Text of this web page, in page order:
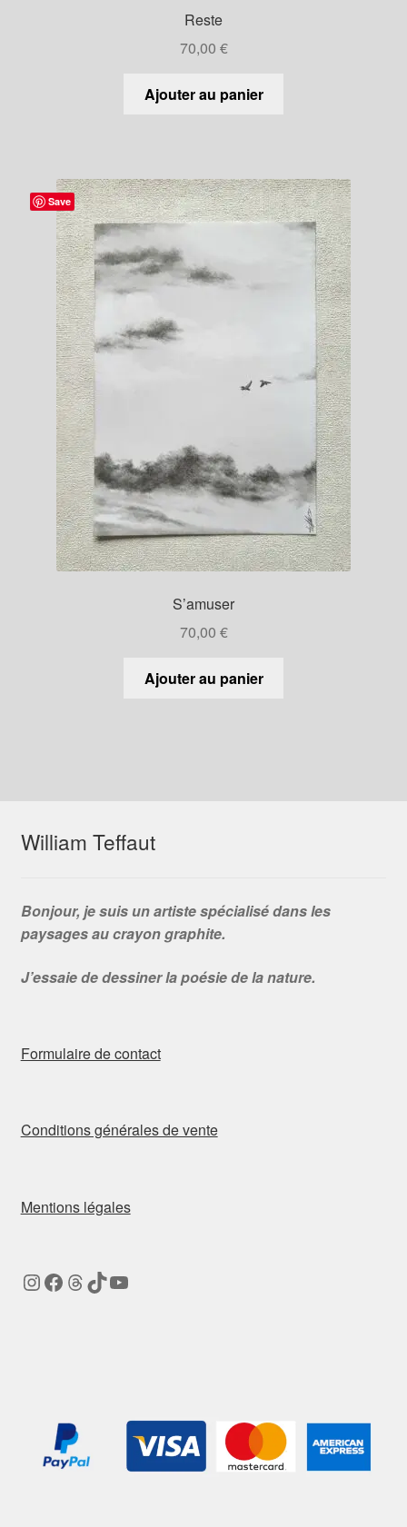
Reste
70,00 €
Ajouter au panier
Save
S’amuser
70,00 €
Ajouter au panier
William Teffaut
Bonjour, je suis un artiste spécialisé dans les
paysages au crayon graphite.
J’essaie de dessiner la poésie de la nature.
Formulaire de contact
Conditions générales de vente
Mentions légales
Instagram
Facebook
Threads
TikTok
YouTube